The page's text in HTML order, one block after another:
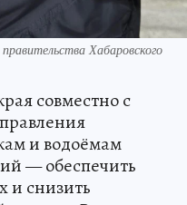
Хабаровского
совместно с
и водоёмам
— обеспечить
и снизить